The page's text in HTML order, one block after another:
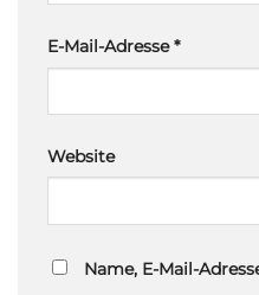
E-Mail-Adresse*
Website
Name, E-Mail-